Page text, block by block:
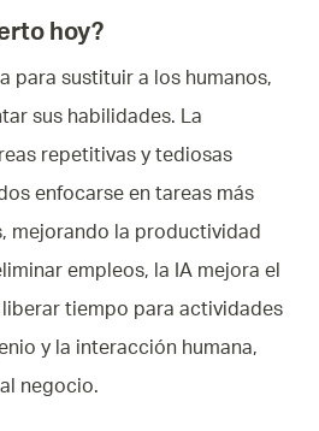
hoy?
para sustituir a los humanos,
sus habilidades. La
repetitivas y tediosas
enfocarse en tareas más
mejorando la productividad
empleos, la IA mejora el
tiempo para actividades
y la interacción humana,
negocio.